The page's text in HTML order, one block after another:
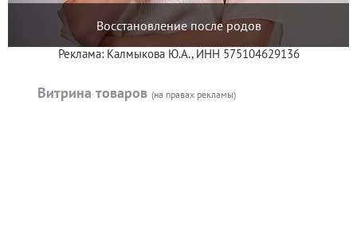
Восстановление после родов
Реклама: Калмыкова Ю.А., ИНН 575104629136
Витрина товаров (на правах рекламы)